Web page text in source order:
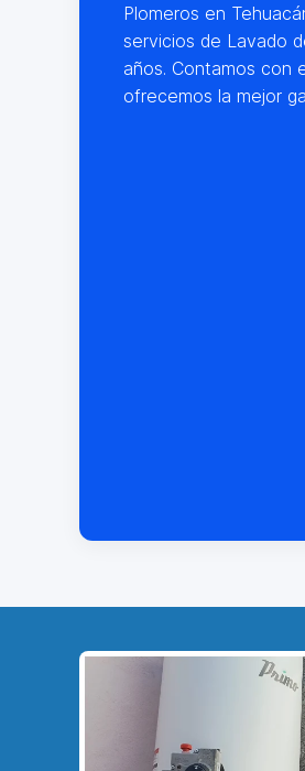
Plomeros en
servicios de Lavado
años. Contamos con
ofrecemos la mejor